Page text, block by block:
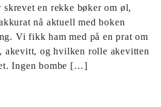
en rekke bøker om øl,
nå aktuell med boken
Vi fikk ham med på en prat om
akevitt, og hvilken rolle akevitten
Ingen bombe […]